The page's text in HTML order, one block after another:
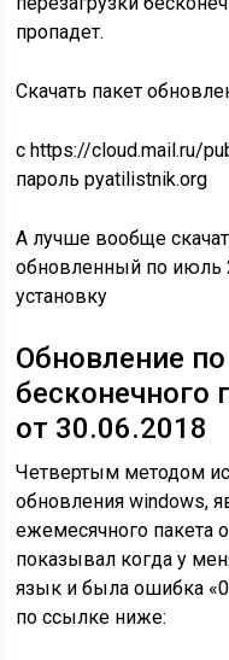
пропадет.
Скачать пакет
с https://cloud.mail.ru/
пароль pyatilistnik.org
А лучше вообще
обновленный по июль
установку
Обновление
бесконечного
от 30.06.2018
Четвертым методом
обновления windows,
ежемесячного пакета
показывал когда у
язык и была ошибка
по ссылке ниже: